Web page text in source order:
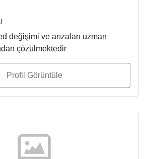
değişimi ve arızaları uzman
çözülmektedir
Profil Görüntüle